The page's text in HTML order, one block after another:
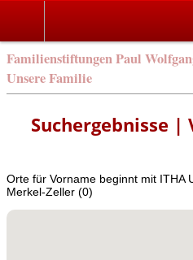
Familienstiftungen Paul
Unsere Familie
Suchergebnisse
Orte für Vorname beginnt mit ITHA
Merkel-Zeller (0)